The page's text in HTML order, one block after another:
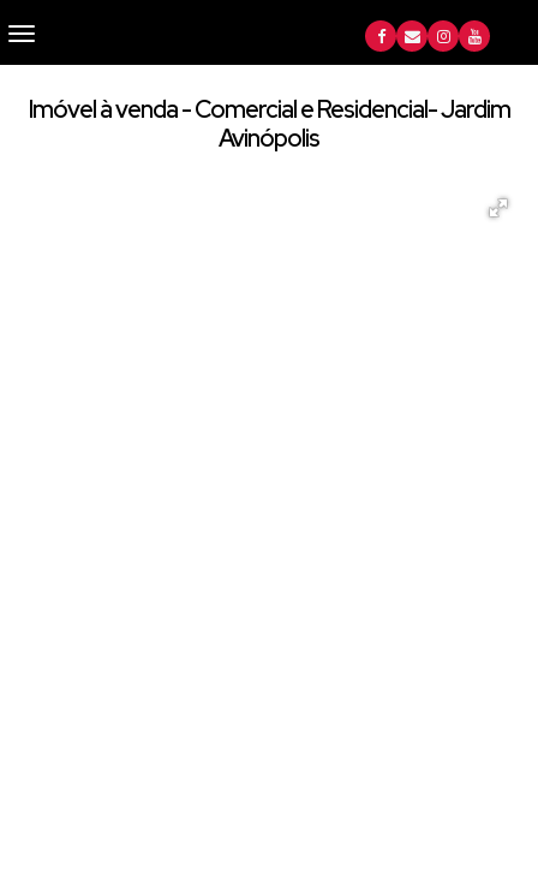
Imóvel à venda - Comercial e Residencial- Jardim
Avinópolis